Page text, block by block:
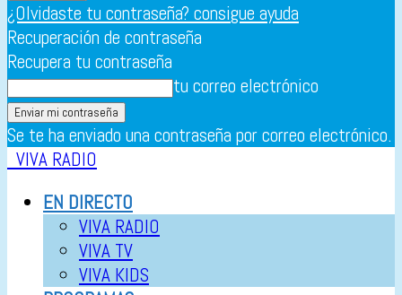
¿Olvidaste tu contraseña? consigue ayuda
Recuperación de contraseña
Recupera tu contraseña
tu correo electrónico
Se te ha enviado una contraseña por correo electrónico.
VIVA RADIO
EN DIRECTO
VIVA RADIO
VIVA TV
VIVA KIDS